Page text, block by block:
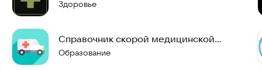
Здоровье
Справочник скорой медицинской
помощи
Образование